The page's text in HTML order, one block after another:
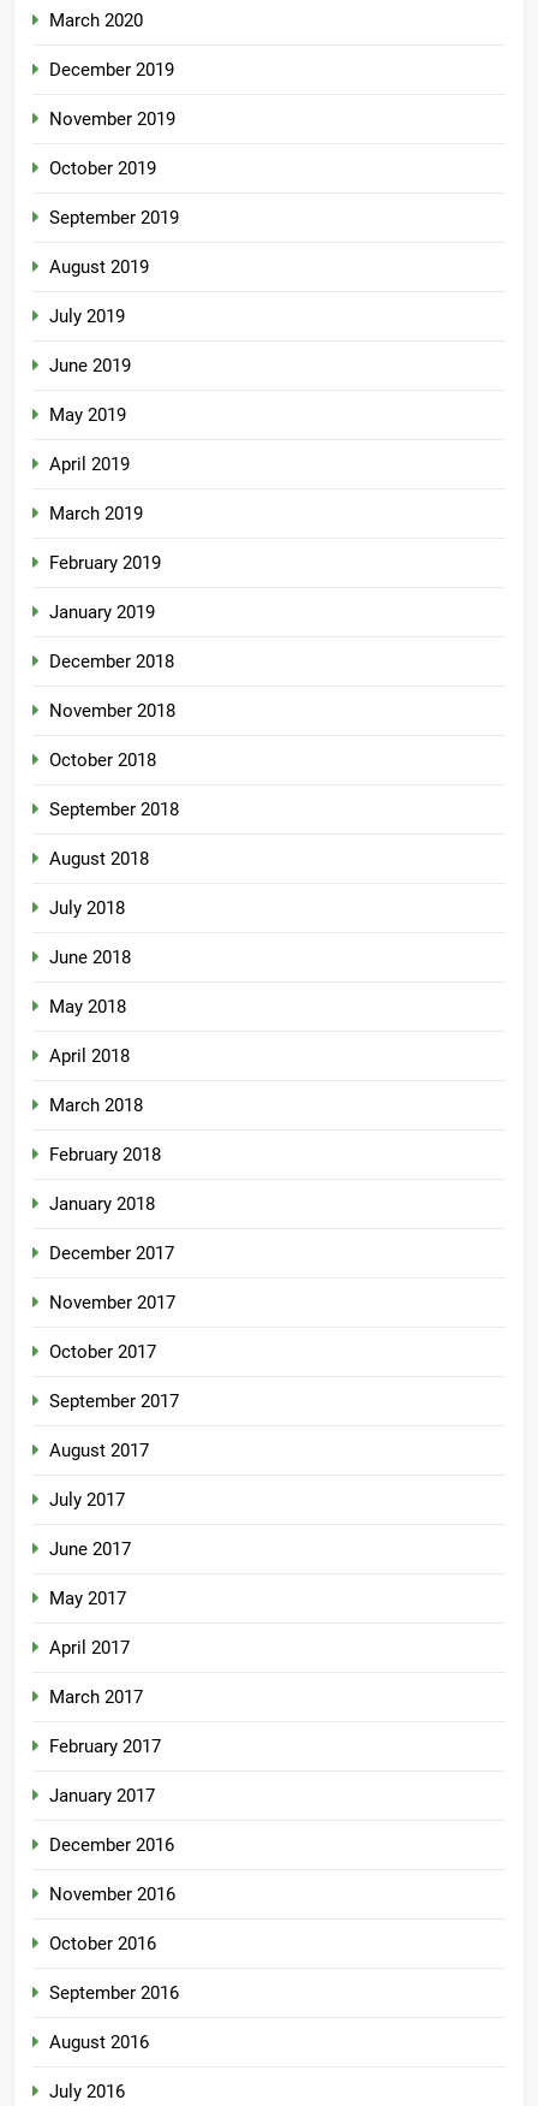
March 2020
December 2019
November 2019
October 2019
September 2019
August 2019
July 2019
June 2019
May 2019
April 2019
March 2019
February 2019
January 2019
December 2018
November 2018
October 2018
September 2018
August 2018
July 2018
June 2018
May 2018
April 2018
March 2018
February 2018
January 2018
December 2017
November 2017
October 2017
September 2017
August 2017
July 2017
June 2017
May 2017
April 2017
March 2017
February 2017
January 2017
December 2016
November 2016
October 2016
September 2016
August 2016
July 2016